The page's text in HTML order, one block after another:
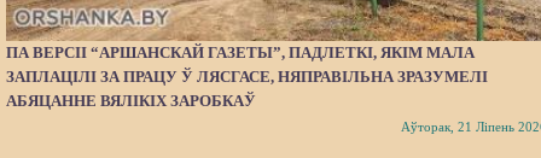
ПА ВЕРСІІ “АРШАНСКАЙ ГАЗЕТЫ”, ПАДЛЕТКІ, ЯКІМ МАЛА
ЗАПЛАЦІЛІ ЗА ПРАЦУ Ў ЛЯСГАСЕ, НЯПРАВІЛЬНА ЗРАЗУМЕЛІ
АБЯЦАННЕ ВЯЛІКІХ ЗАРОБКАЎ
Аўторак, 21 Ліпень